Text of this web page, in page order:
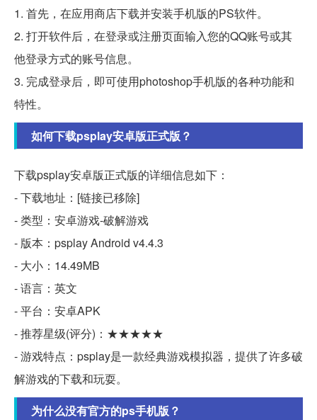
1. 首先，在应用商店下载并安装手机版的PS软件。
2. 打开软件后，在登录或注册页面输入您的QQ账号或其
他登录方式的账号信息。
3. 完成登录后，即可使用photoshop手机版的各种功能和
特性。
如何下载psplay安卓版正式版？
下载psplay安卓版正式版的详细信息如下：
- 下载地址：[链接已移除]
- 类型：安卓游戏-破解游戏
- 版本：psplay Android v4.4.3
- 大小：14.49MB
- 语言：英文
- 平台：安卓APK
- 推荐星级(评分)：★★★★★
- 游戏特点：psplay是一款经典游戏模拟器，提供了许多破
解游戏的下载和玩耍。
为什么没有官方的ps手机版？